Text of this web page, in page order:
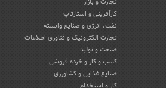
کارآفرینی و استارتاپ
نفت، انرژی و صنایع وابسته
تجارت الکترونیک و فناوری اطلاعات
صنعت و تولید
کسب و کار و خرده فروشی
صنایع غذایی و کشاورزی
کار و استخدام